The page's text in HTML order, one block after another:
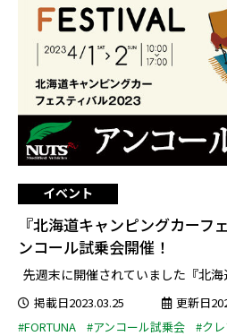
イベント
『北海道キャンピングカーフ
ンコール試乗会開催！
先週末に開催されていました『北海
掲載日2023.03.25
更新日
#FORTUNA
#アンコール試乗会 #ク